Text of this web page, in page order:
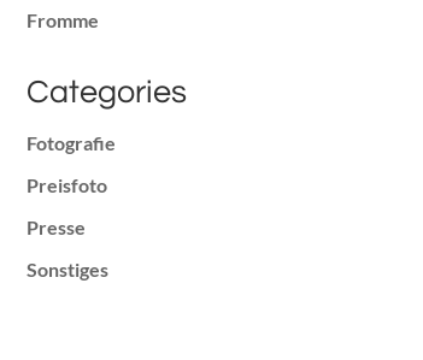
Fromme
Categories
Fotografie
Preisfoto
Presse
Sonstiges